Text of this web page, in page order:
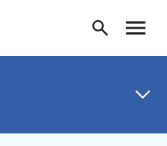
Recherche
Menu